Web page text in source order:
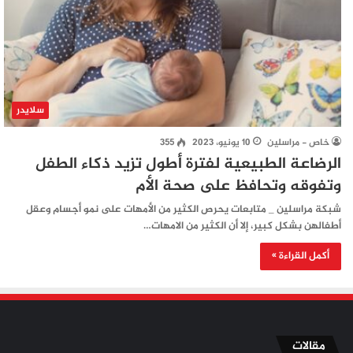
سلايدر
خاص - مراسلين 10 يونيو، 2023 355
الرضاعة الطبيعية لفترة أطول تزيد ذكاء الطفل
وتفوقه وتحافظ على صحة الأم
شبكة مراسلين _ متابعات يحرص الكثير من الأمهات على نمو أجسام وعقل
أطفالهن بشكل كبير، إلا أن الكثير من الامهات…
أكمل القراءة »
مقالات